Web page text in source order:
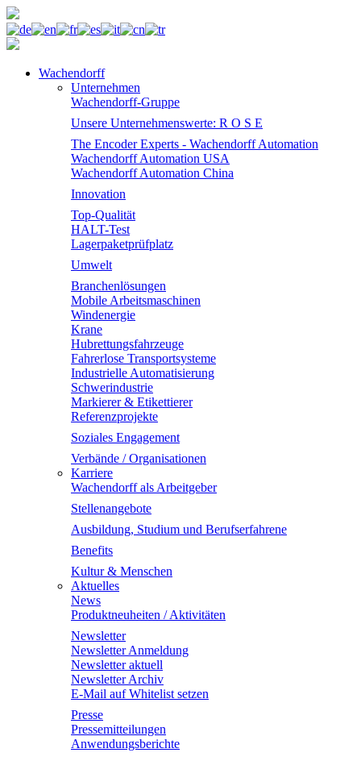
Wachendorff
Unternehmen
Wachendorff-Gruppe
Unsere Unternehmenswerte: R O S E
The Encoder Experts - Wachendorff Automation
Wachendorff Automation USA
Wachendorff Automation China
Innovation
Top-Qualität
HALT-Test
Lagerpaketprüfplatz
Umwelt
Branchenlösungen
Mobile Arbeitsmaschinen
Windenergie
Krane
Hubrettungsfahrzeuge
Fahrerlose Transportsysteme
Industrielle Automatisierung
Schwerindustrie
Markierer & Etikettierer
Referenzprojekte
Soziales Engagement
Verbände / Organisationen
Karriere
Wachendorff als Arbeitgeber
Stellenangebote
Ausbildung, Studium und Berufserfahrene
Benefits
Kultur & Menschen
Aktuelles
News
Produktneuheiten / Aktivitäten
Newsletter
Newsletter Anmeldung
Newsletter aktuell
Newsletter Archiv
E-Mail auf Whitelist setzen
Presse
Pressemitteilungen
Anwendungsberichte